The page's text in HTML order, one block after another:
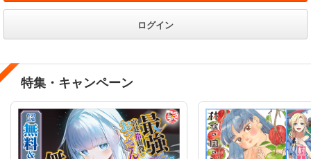
ログイン
特集・キャンペーン